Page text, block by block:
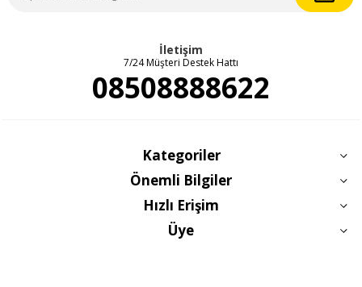
İletişim
7/24 Müşteri Destek Hattı
08508888622
Kategoriler
Önemli Bilgiler
Hızlı Erişim
Üye